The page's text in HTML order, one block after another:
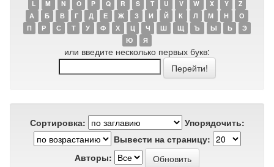
L
M N O P Q R S T U V W X Y
Z
А
Б В Г Д Е Ж З И Й К Л М Н
О
П
Р С Т У Ф Х Ц Ч Ш Щ Ъ Ы Ь
Э
Ю
Я
или введите несколько первых букв:
Сортировка:
Упорядочить:
Вывести на страницу:
Авторы: